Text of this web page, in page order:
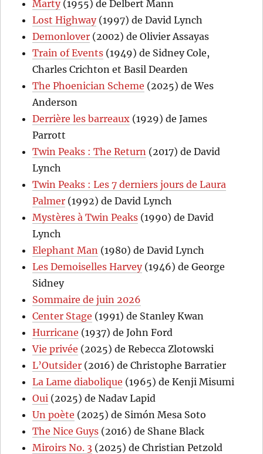
Marty(1955) de Delbert Mann
Lost Highway(1997) de David Lynch
Demonlover (2002) de Olivier Assayas
Train of Events (1949) de Sidney Cole,
Charles Crichton et Basil Dearden
The Phoenician Scheme (2025) de Wes
Anderson
Derrière les barreaux (1929) de James
Parrott
Twin Peaks : The Return (2017) de David
Lynch
Twin Peaks : Les 7 derniers jours de Laura
Palmer (1992) de David Lynch
Mystères à Twin Peaks (1990) de David
Lynch
Elephant Man (1980) de David Lynch
Les Demoiselles Harvey(1946) de George
Sidney
Sommaire de juin 2026
Center Stage (1991) de Stanley Kwan
Hurricane (1937) de John Ford
Vie privée (2025) de Rebecca Zlotowski
L’Outsider (2016) de Christophe Barratier
La Lame diabolique (1965) de Kenji Misumi
Oui (2025) de Nadav Lapid
Un poète (2025) de Simón Mesa Soto
The Nice Guys (2016) de Shane Black
Miroirs No. 3 (2025) de Christian Petzold